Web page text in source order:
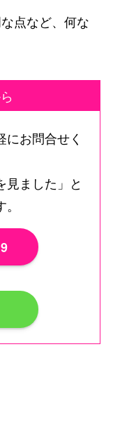
点など、何な
お問合せく
見ました」と